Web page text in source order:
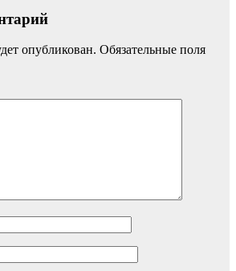
опубликован. Обязательные поля